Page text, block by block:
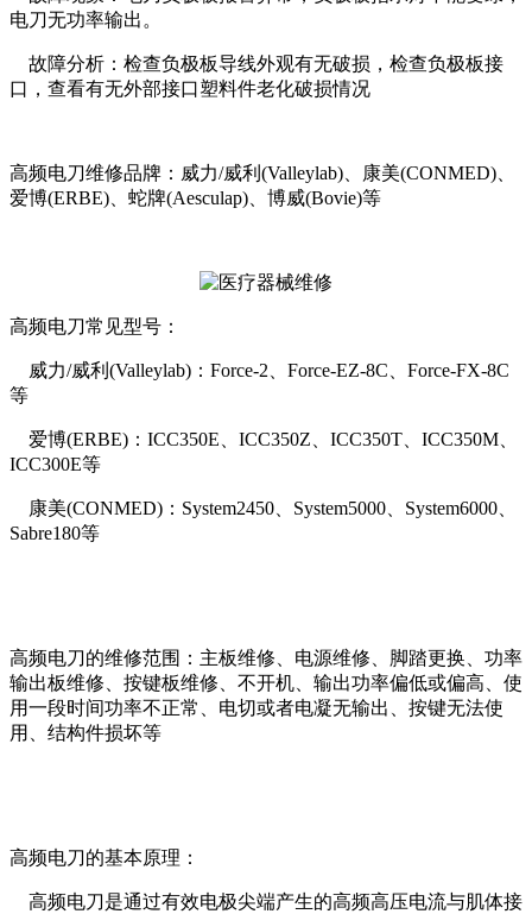
电刀无功率输出。
故障分析：检查负极板导线外观有无破损，检查负极板接
口，查看有无外部接口塑料件老化破损情况
高频电刀维修品牌：威力/威利(Valleylab)、康美(CONMED)、
爱博(ERBE)、蛇牌(Aesculap)、博威(Bovie)等
高频电刀常见型号：
威力/威利(Valleylab)：Force-2、Force-EZ-8C、Force-FX-8C
等
爱博(ERBE)：ICC350E、ICC350Z、ICC350T、ICC350M、
ICC300E等
康美(CONMED)：System2450、System5000、System6000、
Sabre180等
高频电刀的维修范围：主板维修、电源维修、脚踏更换、功率
输出板维修、按键板维修、不开机、输出功率偏低或偏高、使
用一段时间功率不正常、电切或者电凝无输出、按键无法使
用、结构件损坏等
高频电刀的基本原理：
高频电刀是通过有效电极尖端产生的高频高压电流与肌体接